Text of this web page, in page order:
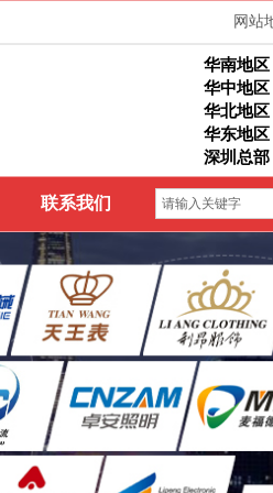
网站
华南地区
华中地区
华北地区
华东地区
深圳总部
联系我们